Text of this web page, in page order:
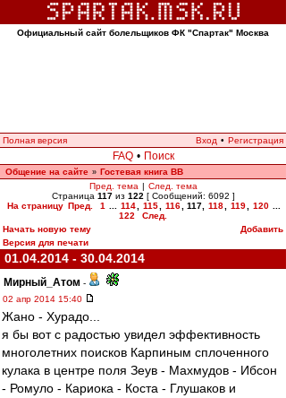
Официальный сайт болельщиков ФК "Спартак" Москва
Полная версия Вход • Регистрация
FAQ • Поиск
Общение на сайте » Гостевая книга ВВ
Пред. тема | След. тема
Страница 117из 122 [ Сообщений: 6092 ]
На страницу Пред. 1 114 115 116 117, 118 119 120
122
След.
Начать новую тему
Добавить
Версия для печати
01.04.2014 - 30.04.2014
Мирный_Атом -
02 апр 2014 15:40
Жано - Хурадо...
я бы вот с радостью увидел эффективность
многолетних поисков Карпиным сплоченного
кулака в центре поля Зеув - Махмудов - Ибсон
- Ромуло - Кариока - Коста - Глушаков и